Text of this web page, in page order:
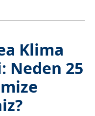
Klima
Neden 25